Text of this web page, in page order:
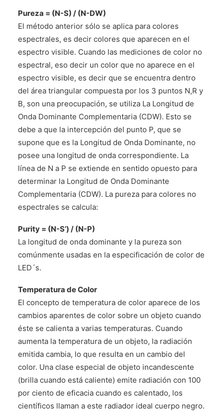
Pureza = (N-S) / (N-DW)
El método anterior sólo se aplica para colores
espectrales, es decir colores que aparecen en el
espectro visible. Cuando las mediciones de color no
espectral, eso decir un color que no aparece en el
espectro visible, es decir que se encuentra dentro
del área triangular compuesta por los 3 puntos N,R y
B, son una preocupación, se utiliza La Longitud de
Onda Dominante Complementaria (CDW). Esto se
debe a que la intercepción del punto P, que se
supone que es la Longitud de Onda Dominante, no
posee una longitud de onda correspondiente. La
línea de N a P se extiende en sentido opuesto para
determinar la Longitud de Onda Dominante
Complementaria (CDW). La pureza para colores no
espectrales se calcula:
Purity = (N-S’) / (N-P)
La longitud de onda dominante y la pureza son
comúnmente usadas en la especificación de color de
LED´s.
Temperatura de Color
El concepto de temperatura de color aparece de los
cambios aparentes de color sobre un objeto cuando
éste se calienta a varias temperaturas. Cuando
aumenta la temperatura de un objeto, la radiación
emitida cambia, lo que resulta en un cambio del
color. Una clase especial de objeto incandescente
(brilla cuando está caliente) emite radiación con 100
por ciento de eficacia cuando es calentado, los
científicos llaman a este radiador ideal cuerpo negro.